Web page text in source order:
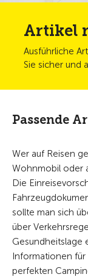
Artikel
Ausführliche
Sie sicher und
Passende
Wer auf Reisen
Wohnmobil oder
Die
sollte man sich
über
Gesundheitslage
Informationen für
perfekten